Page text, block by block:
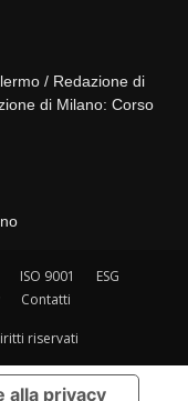
/ Redazione di
di Milano: Corso
ISO 9001
ESG
Contatti
riservati
alla privacy